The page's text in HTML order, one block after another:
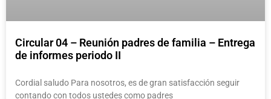
Circular 04 – Reunión padres de familia – Entrega
de informes periodo II
Cordial saludo Para nosotros, es de gran satisfacción seguir
contando con todos ustedes como padres